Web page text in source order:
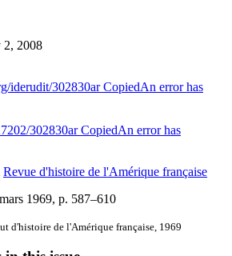
2, 2008
iderudit/302830arCopiedAn error has
302830arCopiedAn error has
Revue d'histoire de l'Amérique française
1969, p. 587–610
d'histoire de l'Amérique française, 1969